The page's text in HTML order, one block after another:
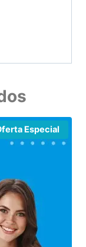
Especial